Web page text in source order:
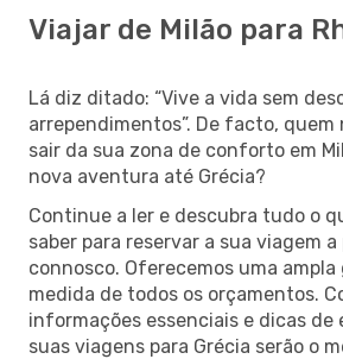
Viajar de Milão para
Lá diz ditado: “Vive a vida sem
arrependimentos”. De facto, quem
sair da sua zona de conforto em
nova aventura até Grécia?
Continue a ler e descubra tudo o
saber para reservar a sua viagem
connosco. Oferecemos uma ampla
medida de todos os orçamentos.
informações essenciais e dicas de
suas viagens para Grécia serão o